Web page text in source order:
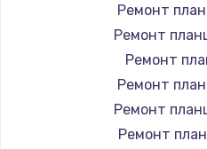
Замена
875
Ремонт
Ремонт
Ремонт
Ремонт
Ремонт
Ремонт